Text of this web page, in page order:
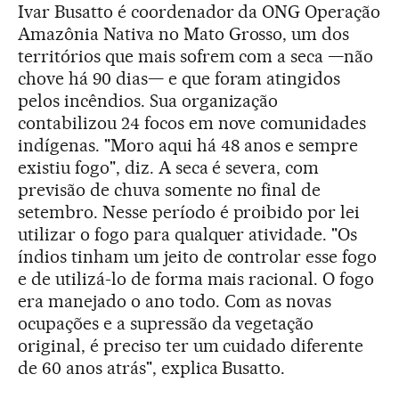
Ivar Busatto é coordenador da ONG Operação
Amazônia Nativa no Mato Grosso, um dos
territórios que mais sofrem com a seca —não
chove há 90 dias— e que foram atingidos
pelos incêndios. Sua organização
contabilizou 24 focos em nove comunidades
indígenas. "Moro aqui há 48 anos e sempre
existiu fogo", diz. A seca é severa, com
previsão de chuva somente no final de
setembro. Nesse período é proibido por lei
utilizar o fogo para qualquer atividade. "Os
índios tinham um jeito de controlar esse fogo
e de utilizá-lo de forma mais racional. O fogo
era manejado o ano todo. Com as novas
ocupações e a supressão da vegetação
original, é preciso ter um cuidado diferente
de 60 anos atrás", explica Busatto.